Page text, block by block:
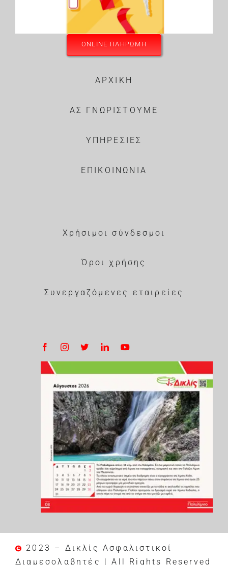
ONLINE ΠΛΗΡΩΜΗ
ΑΡΧΙΚΗ
ΑΣ ΓΝΩΡΙΣΤΟΥΜΕ
ΥΠΗΡΕΣΙΕΣ
ΕΠΙΚΟΙΝΩΝΙΑ
Χρήσιμοι σύνδεσμοι
Όροι χρήσης
Συνεργαζόμενες εταιρείες
2023 – Δικλίς Ασφαλιστικοί
Διαμεσολαβητές | All Rights Reserved